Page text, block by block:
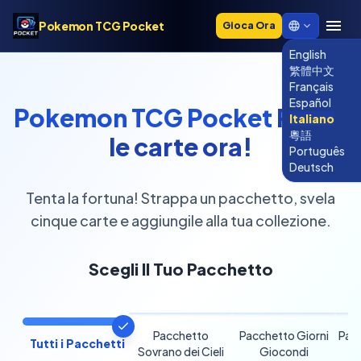
Pokemon TCG Pocket Gioca Ora
English
繁體中文
Français
Español
Italiano
粵語
Português
Deutsch
Pokemon TCG Pocket Pesca
le carte ora!
Tenta la fortuna! Strappa un pacchetto, svela
cinque carte e aggiungile alla tua collezione.
Scegli Il Tuo Pacchetto
Tutti i Pacchetti
Pacchetto
Sovrano dei Cieli
Pacchetto Giorni
Giocondi